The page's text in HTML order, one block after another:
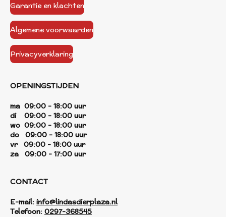
Garantie en klachten
Algemene voorwaarden
Privacyverklaring
OPENINGSTIJDEN
ma 09:00 - 18:00 uur
di 09:00 - 18:00 uur
wo 09:00 - 18:00 uur
do 09:00 - 18:00 uur
vr 09:00 - 18:00 uur
za 09:00 - 17:00 uur
CONTACT
E-mail: info@lindasdierplaza.nl
Telefoon: 0297-368545